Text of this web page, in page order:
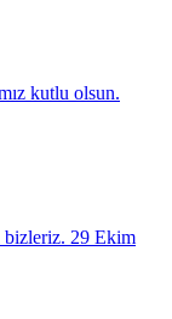
kutlu olsun.
bizleriz. 29 Ekim